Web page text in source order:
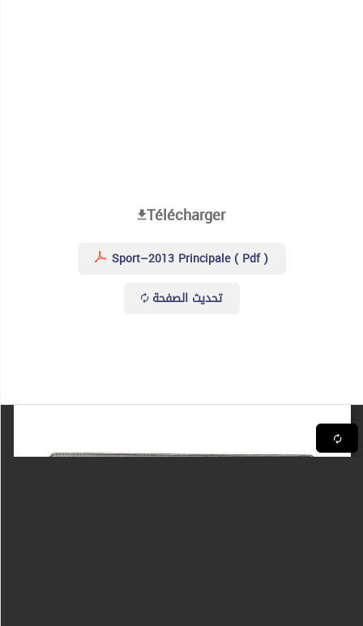
Télécharger
Sport–2013 Principale ( Pdf )
تحديث الصفحة